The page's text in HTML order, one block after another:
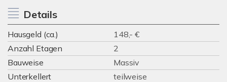
Details
Hausgeld (ca.)
148,- €
Anzahl Etagen
2
Bauweise
Massiv
Unterkellert
teilweise